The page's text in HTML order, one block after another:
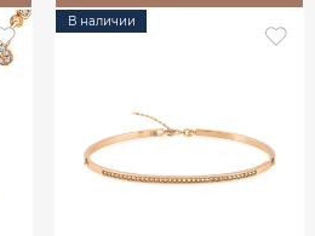
В наличии